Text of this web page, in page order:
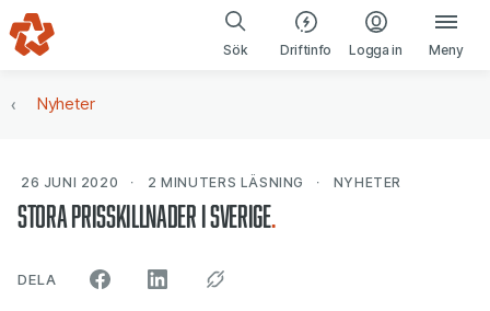
Gå till navigering
Gå till innehåll
Sök Driftinfo Logga in(öppnas i ny
Meny
Nyheter
26 JUNI 2020 2 MINUTERS LÄSNING NYHETER
Stora prisskillnader i Sverige
DELA ARTIKELN PÅ SOCIALA MEDIER"